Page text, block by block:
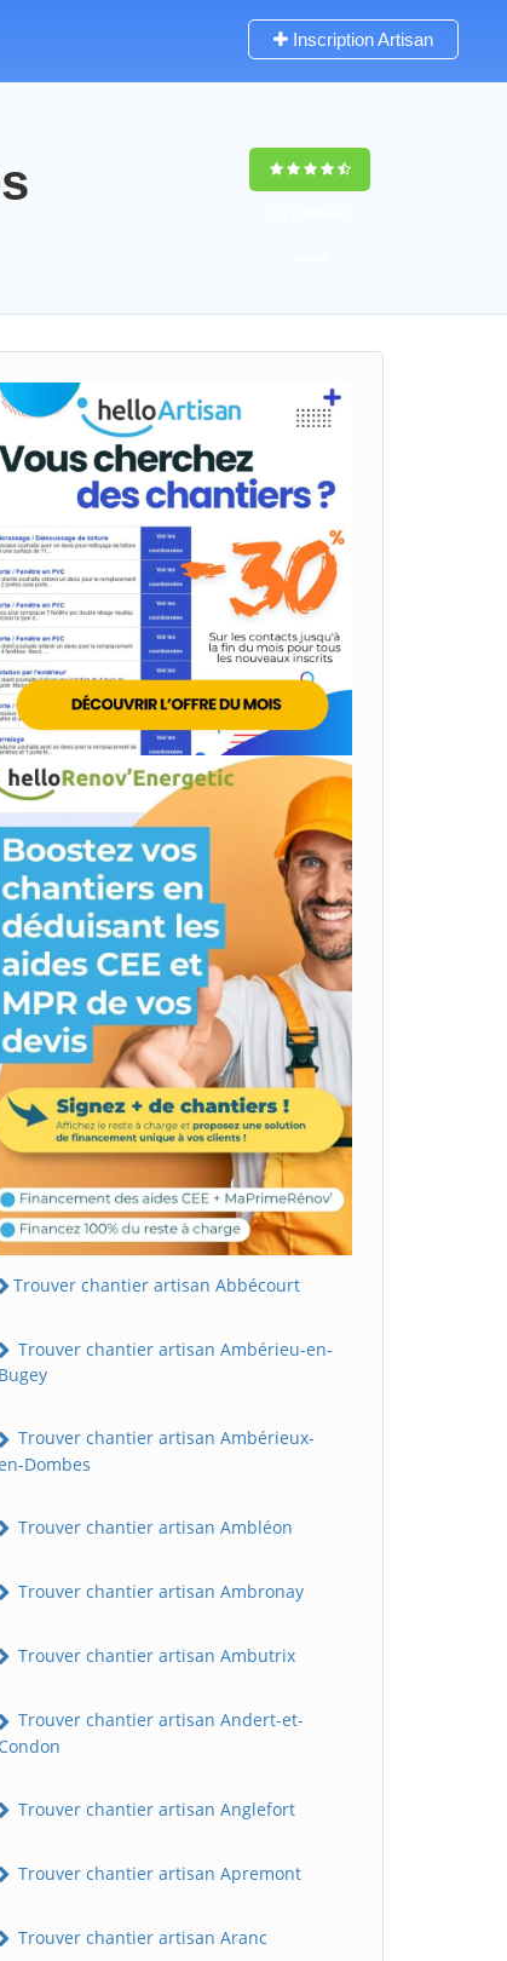
Inscription Artisan
Trouver chantier artisan Abbécourt
Trouver chantier artisan Ambérieu-en-
Bugey
Trouver chantier artisan Ambérieux-
Dombes
Trouver chantier artisan Ambléon
Trouver chantier artisan Ambronay
Trouver chantier artisan Ambutrix
Trouver chantier artisan Andert-et-
Condon
Trouver chantier artisan Anglefort
Trouver chantier artisan Apremont
Trouver chantier artisan Aranc